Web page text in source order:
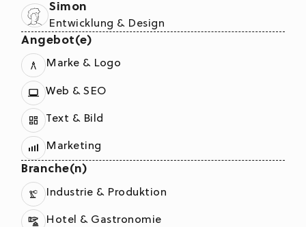
Simon
Entwicklung & Design
Angebot(e)
Marke & Logo
Web & SEO
Text & Bild
Marketing
Branche(n)
Industrie & Produktion
Hotel & Gastronomie